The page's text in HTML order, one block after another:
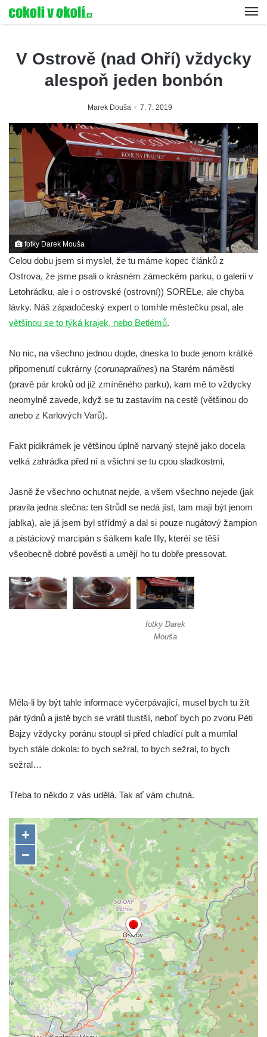
V Ostrově (nad Ohří) vždycky
alespoň jeden bonbón
Marek Douša 7. 7. 2019
fotky Darek Mouša
Celou dobu jsem si myslel, že tu máme kopec článků z
Ostrova, že jsme psali o krásném zámeckém parku, o galerii v
Letohrádku, ale i o ostrovské (ostrovní)) SORELe, ale chyba
lávky. Náš západočeský expert o tomhle městečku psal, ale
většinou se to týká krajek, nebo Betlémů.
No nic, na všechno jednou dojde, dneska to bude jenom krátké
připomenutí cukrárny (corunapralines) na Starém náměstí
(pravě pár kroků od již zmíněného parku), kam mě to vždycky
neomylně zavede, když se tu zastavím na cestě (většinou do
anebo z Karlových Varů).
Fakt pidikrámek je většinou úplně narvaný stejně jako docela
velká zahrádka před ní a všichni se tu cpou sladkostmi,
Jasně že všechno ochutnat nejde, a všem všechno nejede (jak
pravila jedna slečna: ten štrůdl se nedá jíst, tam mají být jenom
jablka), ale já jsem byl střídmý a dal si pouze nugátový žampion
a pistáciový marcipán s šálkem kafe Illy, kteréí se těší
všeobecně dobré pověsti a umějí ho tu dobře pressovat.
fotky Darek
Mouša
Měla-li by být tahle informace vyčerpávající, musel bych tu žít
pár týdnů a jistě bych se vrátil tlustší, neboť bych po zvoru Péti
Bajzy vždycky poránu stoupl si před chladící pult a mumlal
bych stále dokola: to bych sežral, to bych sežral, to bych
sežral…
Třeba to někdo z vás udělá. Tak ať vám chutná.